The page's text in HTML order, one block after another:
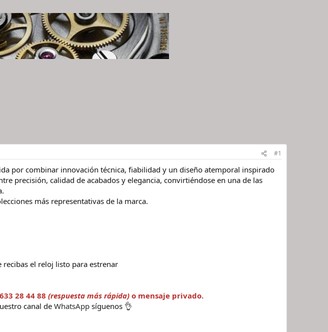
#1
por combinar innovación técnica, fiabilidad y un diseño atemporal inspirado
precisión, calidad de acabados y elegancia, convirtiéndose en una de las
más representativas de la marca.
recibas el reloj listo para estrenar
28 44 88 (respuesta más rápida) o mensaje privado.
canal de WhatsApp síguenos 👌